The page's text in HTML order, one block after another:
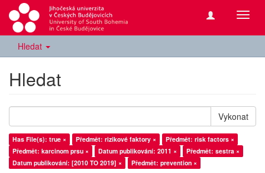
Hledat
Hledat
Vykonat
Has File(s): true × Předmět: rizikové faktory ×
Předmět: risk factors ×
Předmět: karcinom prsu ×
Datum publikování: 2011 ×
Předmět: sestra ×
Datum publikování: [2010 TO 2019] ×
Předmět: prevention ×